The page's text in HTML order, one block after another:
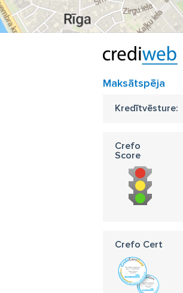
Maksātspēja
Kredītvēsture:
Crefo
Score
Crefo Cert